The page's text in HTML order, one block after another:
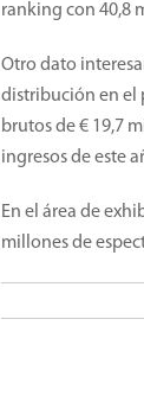
ranking con 40,8
Otro dato
distribución en el
brutos de € 19,7
ingresos de este
En el área de
millones de